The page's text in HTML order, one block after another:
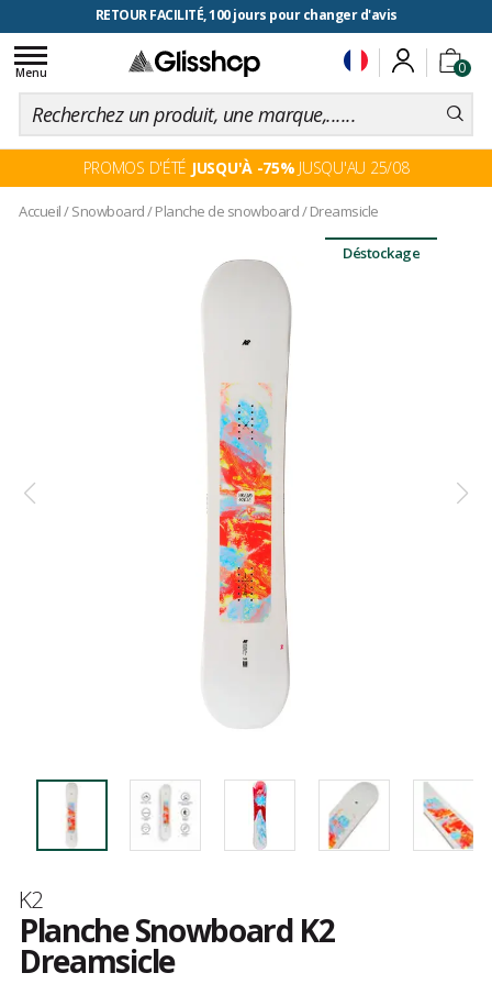
RETOUR FACILITÉ, 100 jours pour changer d'avis
0
Toggle
navigation
Menu
PROMOS D'ÉTÉ JUSQU'À -75% JUSQU'AU 25/08
Accueil/Snowboard/Planche de snowboard/Dreamsicle
Déstockage
Marque
K2
Planche Snowboard K2
Dreamsicle